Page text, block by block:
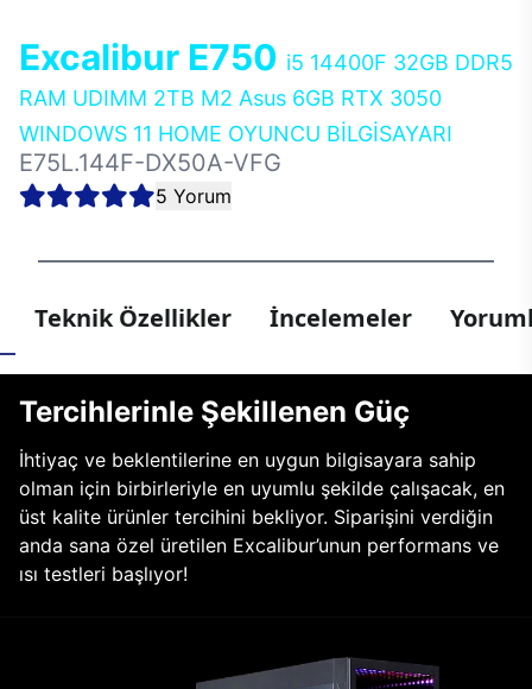
Excalibur E750 i5 14400F 32GB DDR5
RAM UDIMM 2TB M2 Asus 6GB RTX 3050
WINDOWS 11 HOME OYUNCU BİLGİSAYARI
E75L.144F-DX50A-VFG
5 Yorum
Teknik Özellikler İncelemeler
Tercihlerinle Şekillenen Güç
İhtiyaç ve beklentilerine en uygun bilgisayara sahip
olman için birbirleriyle en uyumlu şekilde çalışacak, en
üst kalite ürünler tercihini bekliyor. Siparişini verdiğin
anda sana özel üretilen Excalibur’unun performans ve
ısı testleri başlıyor!